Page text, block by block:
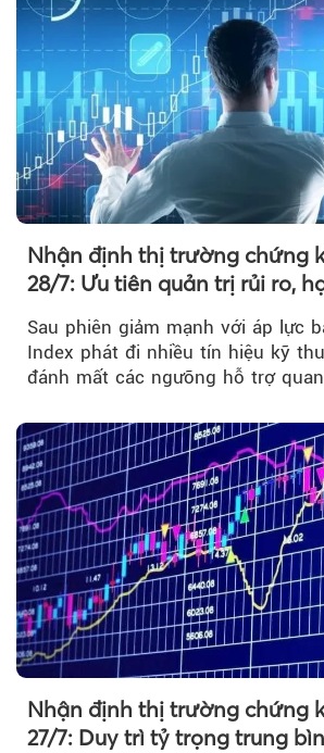
Nhận định thị trường chứng
28/7: Ưu tiên quản trị rủi ro,
Sau phiên giảm mạnh với áp lực
Index phát đi nhiều tín hiệu kỹ
đánh mất các ngưỡng hỗ trợ
Nhận định thị trường chứng
27/7: Duy trì tỷ trọng trung